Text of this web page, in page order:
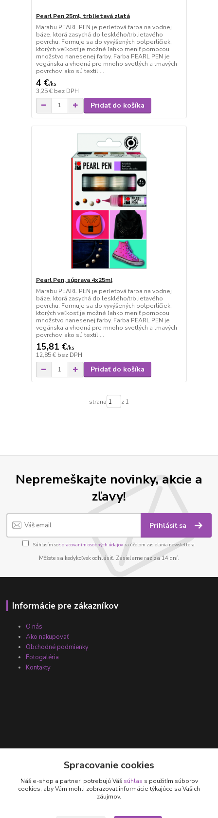
Pearl Pen 25ml, trblietavá zlatá
Marabu PEARL PEN je perleťová farba na vodnej
báze, ktorá zasychá do lesklého/trblietavého
povrchu. Formuje sa do vyvýšených polperličiek,
ktorých veľkosť je možné ľahko meniť pomocou
množstvo nanesenej farby. Farba PEARL PEN je
vegánska a vhodná pre mnoho svetlých a tmavých
povrchov, ako sú textíli...
4 €/ks
3,25 € bez DPH
Pridať do košíka
Pearl Pen, súprava 4x25ml
Marabu PEARL PEN je perleťová farba na vodnej
báze, ktorá zasychá do lesklého/trblietavého
povrchu. Formuje sa do vyvýšených polperličiek,
ktorých veľkosť je možné ľahko meniť pomocou
množstvo nanesenej farby. Farba PEARL PEN je
vegánska a vhodná pre mnoho svetlých a tmavých
povrchov, ako sú textíli...
15,81 €/ks
12,85 € bez DPH
Pridať do košíka
strana z 1
Nepremeškajte novinky, akcie a
zľavy!
Prihlásiť sa
Súhlasím sospracovaním osobných údajov za účelom zasielania newslettera.
Môžete sa kedykoľvek odhlásiť. Zasielame raz za 14 dní.
Informácie pre zákazníkov
O nás
Ako nakupovať
Obchodné podmienky
Fotogaléria
Kontakty
+421 905 531 251
Spracovanie cookies
Náš e-shop a partneri potrebujú Váš súhlas s použitím súborov
cookies, aby Vám mohli zobrazovať informácie týkajúce sa Vašich
záujmov.